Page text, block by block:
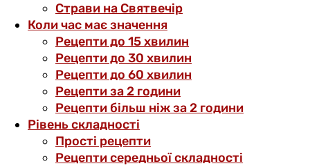
Страви на Святвечір
Коли час має значення
Рецепти до 15 хвилин
Рецепти до 30 хвилин
Рецепти до 60 хвилин
Рецепти за 2 години
Рецепти більш ніж за 2 години
Рівень складності
Прості рецепти
Рецепти середньої складності